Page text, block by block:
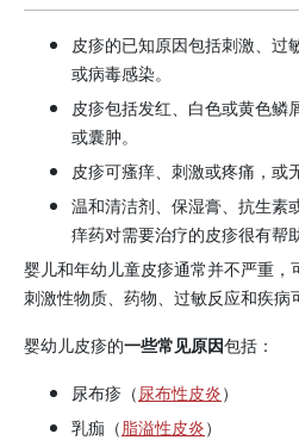
皮疹的已知原因包括刺激、过
或病毒感染。
皮疹包括发红、白色或黄色鳞
或囊肿。
皮疹可瘙痒、刺激或疼痛，或
温和清洁剂、保湿膏、抗生素
痒药对需要治疗的皮疹很有帮助
婴儿和年幼儿童皮疹通常并不严重，
刺激性物质、药物、过敏反应和疾病
婴幼儿皮疹的一些常见原因包括：
尿布疹（尿布性皮炎）
乳痂（脂溢性皮炎）